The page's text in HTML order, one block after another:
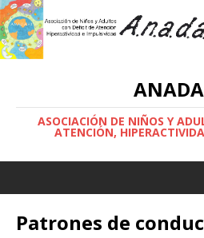
ASOCIACIÓN DE NIÑOS Y
ATENCIÓN,
Patrones de